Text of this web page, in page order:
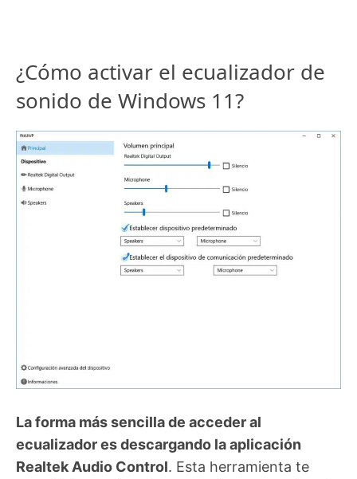
¿Cómo activar el ecualizador de
sonido de Windows 11?
La forma más sencilla de acceder al
ecualizador es descargando la aplicación
Realtek Audio Control. Esta herramienta te